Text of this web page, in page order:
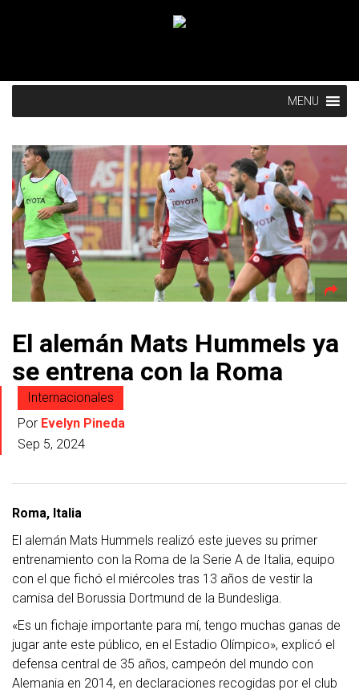
MENU
El alemán Mats Hummels ya
se entrena con la Roma
Internacionales
Por Evelyn Pineda
Sep 5, 2024
Roma, Italia
El alemán Mats Hummels realizó este jueves su primer
entrenamiento con la Roma de la Serie A de Italia, equipo
con el que fichó el miércoles tras 13 años de vestir la
camisa del Borussia Dortmund de la Bundesliga.
«Es un fichaje importante para mí, tengo muchas ganas de
jugar ante este público, en el Estadio Olímpico», explicó el
defensa central de 35 años, campeón del mundo con
Alemania en 2014, en declaraciones recogidas por el club